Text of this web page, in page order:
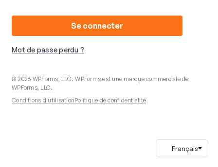
Se connecter
Mot de passe perdu ?
© 2026 WPForms, LLC. WPForms est une marque commerciale de
WPForms, LLC.
Conditions d'utilisationPolitique de confidentialité